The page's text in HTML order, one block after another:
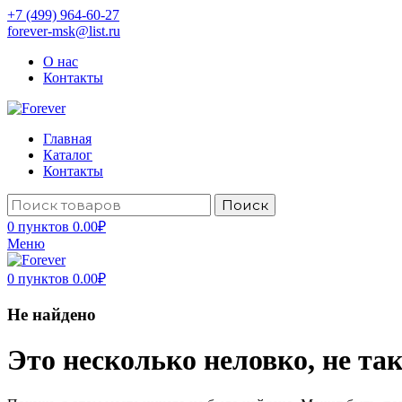
+7 (499) 964-60-27
forever-msk@list.ru
О нас
Контакты
Главная
Каталог
Контакты
Поиск
0 пунктов 0.00₽
Меню
0 пунктов 0.00₽
Не найдено
Это несколько неловко, не